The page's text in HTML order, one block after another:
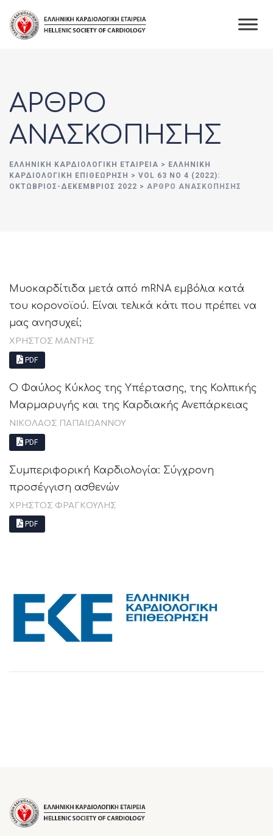
content
ΑΡΘΡΟ
ΑΝΑΣΚΟΠΗΣΗΣ
ΕΛΛΗΝΙΚΉ ΚΑΡΔΙΟΛΟΓΙΚΉ ΕΤΑΙΡΕΊΑ > ΕΛΛΗΝΙΚΗ
ΚΑΡΔΙΟΛΟΓΙΚΗ ΕΠΙΘΕΩΡΗΣΗ > VOL 63 NO 4 (2022):
ΟΚΤΩΒΡΙΟΣ-ΔΕΚΕΜΒΡΙΟΣ 2022 > ΑΡΘΡΟ ΑΝΑΣΚΟΠΗΣΗΣ
Μυοκαρδίτιδα μετά από mRNA εμβόλια κατά
του κορονοϊού. Είναι τελικά κάτι που πρέπει να
μας ανησυχεί;
ΧΡΗΣΤΟΣ ΜΑΝΤΗΣ
PDF
Ο Φαύλος Κύκλος της Υπέρτασης, της Κολπικής
Μαρμαρυγής και της Καρδιακής Ανεπάρκειας
ΝΙΚΟΛΑΟΣ ΠΑΠΑΙΩΑΝΝΟΥ
PDF
Συμπεριφορική Καρδιολογία: Σύγχρονη
προσέγγιση ασθενών
ΧΡΗΣΤΟΣ ΦΡΑΓΚΟΥΛΗΣ
PDF